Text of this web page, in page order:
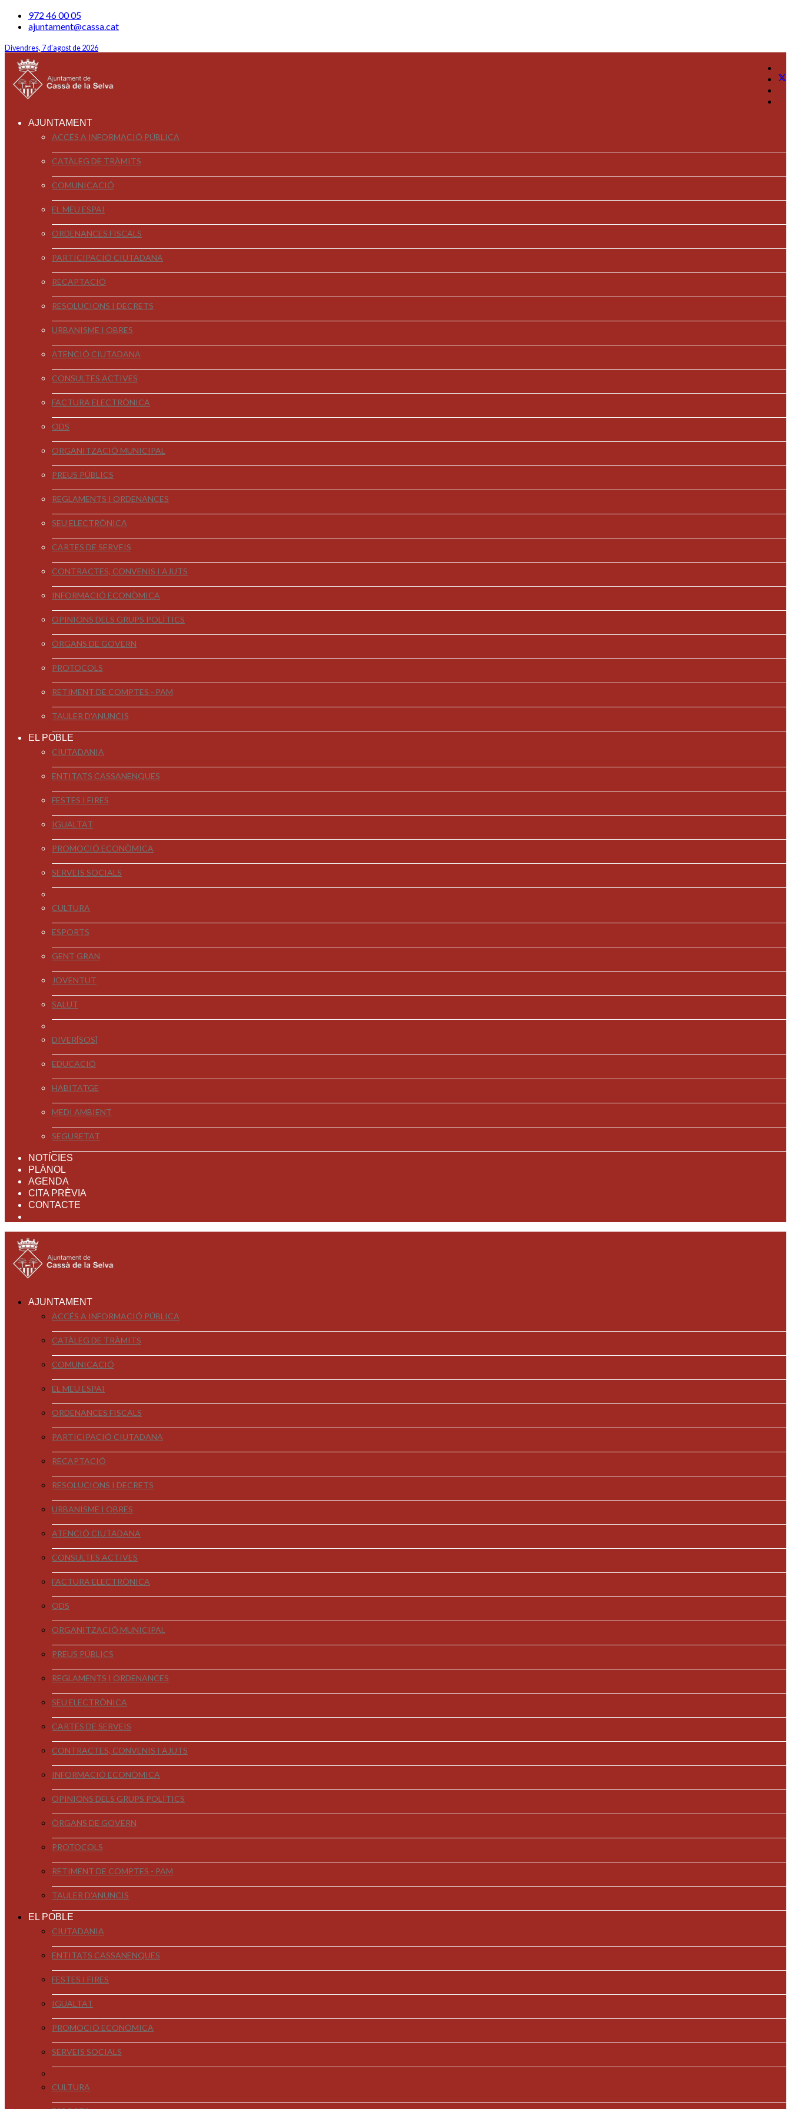
972 46 00 05
ajuntament@cassa.cat
Divendres, 7 d'agost de 2026
AJUNTAMENT
ACCÉS A INFORMACIÓ PÚBLICA
CATÀLEG DE TRÀMITS
COMUNICACIÓ
EL MEU ESPAI
ORDENANCES FISCALS
PARTICIPACIÓ CIUTADANA
RECAPTACIÓ
RESOLUCIONS I DECRETS
URBANISME I OBRES
ATENCIÓ CIUTADANA
CONSULTES ACTIVES
FACTURA ELECTRÒNICA
ODS
ORGANITZACIÓ MUNICIPAL
PREUS PÚBLICS
REGLAMENTS I ORDENANCES
SEU ELECTRÒNICA
CARTES DE SERVEIS
CONTRACTES, CONVENIS I AJUTS
INFORMACIÓ ECONÒMICA
OPINIONS DELS GRUPS POLÍTICS
ÒRGANS DE GOVERN
PROTOCOLS
RETIMENT DE COMPTES - PAM
TAULER D'ANUNCIS
EL POBLE
CIUTADANIA
ENTITATS CASSANENQUES
FESTES I FIRES
IGUALTAT
PROMOCIÓ ECONÒMICA
SERVEIS SOCIALS
CULTURA
ESPORTS
GENT GRAN
JOVENTUT
SALUT
DIVER[SOS]
EDUCACIÓ
HABITATGE
MEDI AMBIENT
SEGURETAT
NOTÍCIES
PLÀNOL
AGENDA
CITA PRÈVIA
CONTACTE
AJUNTAMENT
ACCÉS A INFORMACIÓ PÚBLICA
CATÀLEG DE TRÀMITS
COMUNICACIÓ
EL MEU ESPAI
ORDENANCES FISCALS
PARTICIPACIÓ CIUTADANA
RECAPTACIÓ
RESOLUCIONS I DECRETS
URBANISME I OBRES
ATENCIÓ CIUTADANA
CONSULTES ACTIVES
FACTURA ELECTRÒNICA
ODS
ORGANITZACIÓ MUNICIPAL
PREUS PÚBLICS
REGLAMENTS I ORDENANCES
SEU ELECTRÒNICA
CARTES DE SERVEIS
CONTRACTES, CONVENIS I AJUTS
INFORMACIÓ ECONÒMICA
OPINIONS DELS GRUPS POLÍTICS
ÒRGANS DE GOVERN
PROTOCOLS
RETIMENT DE COMPTES - PAM
TAULER D'ANUNCIS
EL POBLE
CIUTADANIA
ENTITATS CASSANENQUES
FESTES I FIRES
IGUALTAT
PROMOCIÓ ECONÒMICA
SERVEIS SOCIALS
CULTURA